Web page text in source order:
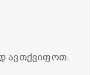
ავთქვიფოთ.